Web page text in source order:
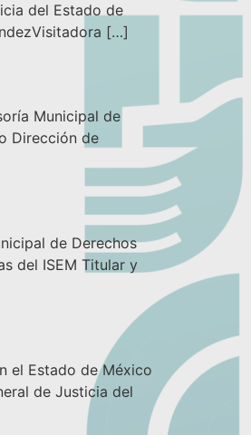
del Estado de
[…]
Municipal de
Dirección de
de Derechos
del ISEM Titular y
el Estado de México
de Justicia del